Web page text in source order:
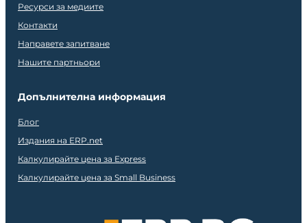
Ресурси за медиите
Контакти
Направете запитване
Нашите партньори
Допълнителна информация
Блог
Издания на ERP.net
Калкулирайте цена за Express
Калкулирайте цена за Small Business